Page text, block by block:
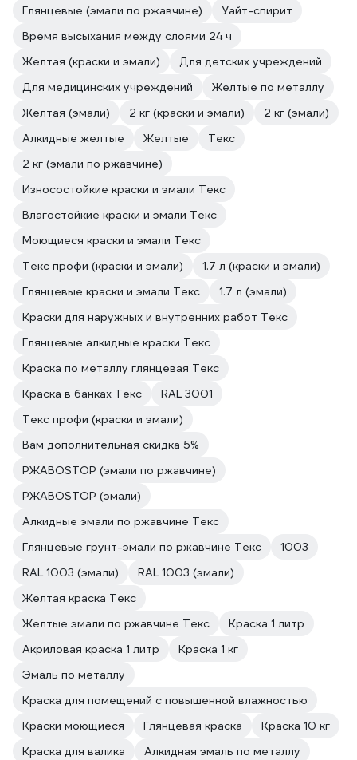
Глянцевые (эмали по ржавчине)
Уайт-спирит
Время высыхания между слоями 24 ч
Желтая (краски и эмали)
Для детских учреждений
Для медицинских учреждений
Желтые по металлу
Желтая (эмали)
2 кг (краски и эмали)
2 кг (эмали)
Алкидные желтые
Желтые
Текс
2 кг (эмали по ржавчине)
Износостойкие краски и эмали Текс
Влагостойкие краски и эмали Текс
Моющиеся краски и эмали Текс
Текс профи (краски и эмали)
1.7 л (краски и эмали)
Глянцевые краски и эмали Текс
1.7 л (эмали)
Краски для наружных и внутренних работ Текс
Глянцевые алкидные краски Текс
Краска по металлу глянцевая Текс
Краска в банках Текс
RAL 3001
Текс профи (краски и эмали)
Вам дополнительная скидка 5%
РЖАВОSTOP (эмали по ржавчине)
РЖАВОSTOP (эмали)
Алкидные эмали по ржавчине Текс
Глянцевые грунт-эмали по ржавчине Текс
1003
RAL 1003 (эмали)
RAL 1003 (эмали)
Желтая краска Текс
Желтые эмали по ржавчине Текс
Краска 1 литр
Акриловая краска 1 литр
Краска 1 кг
Эмаль по металлу
Краска для помещений с повышенной влажностью
Краски моющиеся
Глянцевая краска
Краска 10 кг
Краска для валика
Алкидная эмаль по металлу